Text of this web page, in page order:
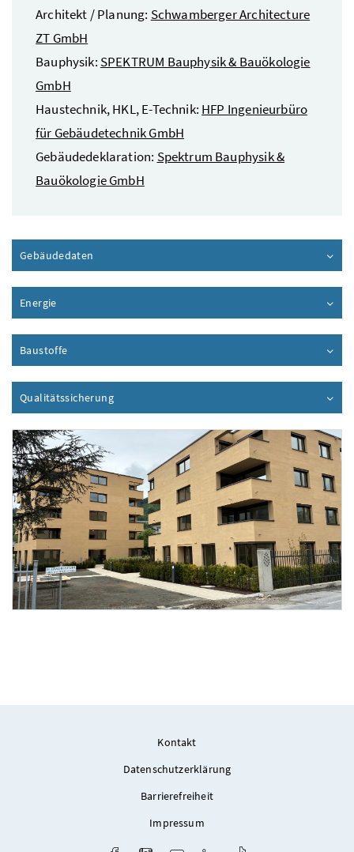
Architekt / Planung: Schwamberger Architecture
ZT GmbH
Bauphysik: SPEKTRUM Bauphysik & Bauökologie
GmbH
Haustechnik, HKL, E-Technik: HFP Ingenieurbüro
für Gebäudetechnik GmbH
Gebäudedeklaration: Spektrum Bauphysik &
Bauökologie GmbH
Gebäudedaten
Energie
Baustoffe
QualitätssicherungInhalt aufklappen
Kontakt
Datenschutzerklärung
Barrierefreiheit
Impressum